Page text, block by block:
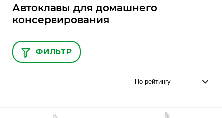
Автоклавы для домашнего
консервирования
ФИЛЬТР